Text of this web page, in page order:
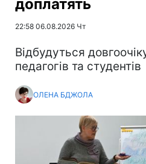
доплатять
22:58 06.08.2026 Чт
Відбудуться
педагогів та студентів
ОЛЕНА БДЖОЛА